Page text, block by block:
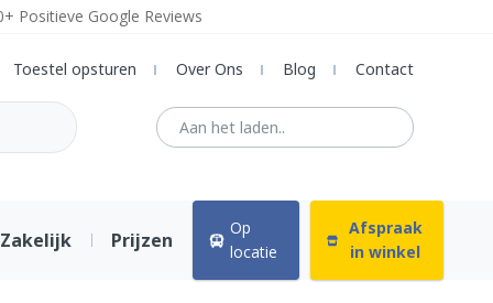
Positieve Google Reviews
Toestel opsturen
Over Ons Blog Contact
Zakelijk Prijzen
Op
locatie
Afspraak
in winkel